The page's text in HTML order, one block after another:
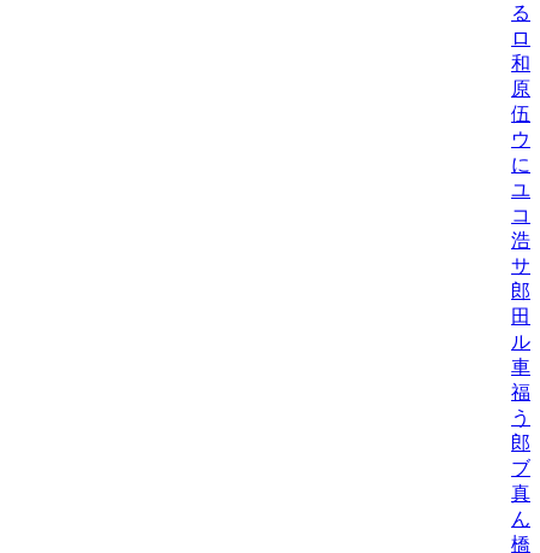
る
ロ
和
原
伍/
ウ
に
ユ
コ
浩
サ
郎
田
ル
車/
福
う
郎
ブ
真
ん
橋